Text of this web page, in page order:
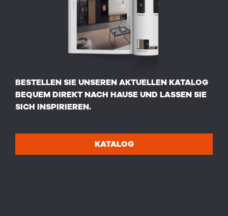
BESTELLEN SIE UNSEREN AKTUELLEN KATALOG
BEQUEM DIREKT NACH HAUSE UND LASSEN SIE
SICH INSPIRIEREN.
KATALOG